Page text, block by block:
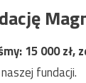
15 000zł,
fundacji.